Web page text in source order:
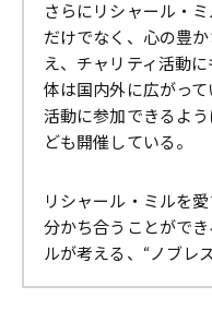
さらにリシャール・
だけでなく、心の豊
え、チャリティ活動
体は国内外に広がっ
活動に参加できるよ
ども開催している。
リシャール・ミルを
分かち合うことがで
ルが考える、“ノブレ